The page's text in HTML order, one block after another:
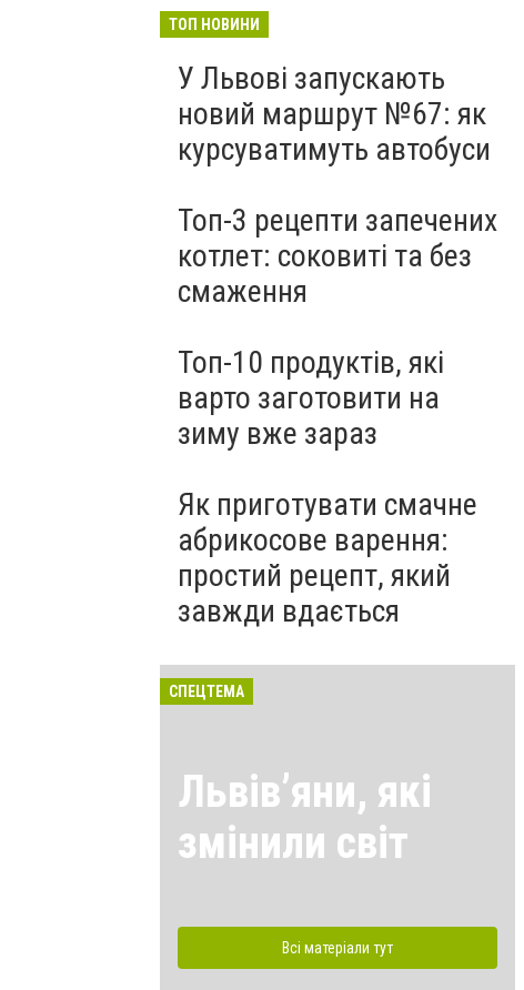
ТОП НОВИНИ
У Львові запускають
новий маршрут №67: як
курсуватимуть автобуси
Топ-3 рецепти запечених
котлет: соковиті та без
смаження
Топ-10 продуктів, які
варто заготовити на
зиму вже зараз
Як приготувати смачне
абрикосове варення:
простий рецепт, який
завжди вдається
СПЕЦТЕМА
Львівʼяни, які
змінили світ
Всі матеріали тут